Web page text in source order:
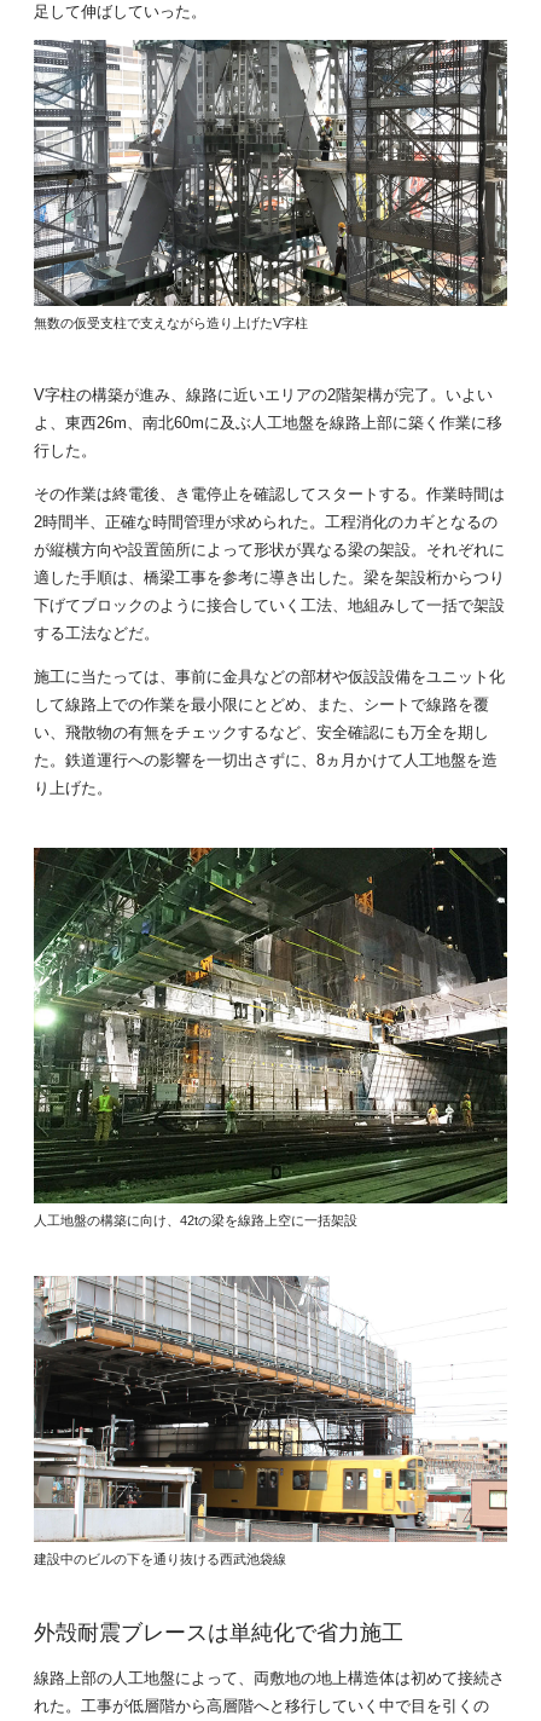
足して伸ばしていった。
無数の仮受支柱で支えながら造り上げたV字柱
V字柱の構築が進み、線路に近いエリアの2階架構が完了。いよい
よ、東西26m、南北60mに及ぶ人工地盤を線路上部に築く作業に移
行した。
その作業は終電後、き電停止を確認してスタートする。作業時間は
2時間半、正確な時間管理が求められた。工程消化のカギとなるの
が縦横方向や設置箇所によって形状が異なる梁の架設。それぞれに
適した手順は、橋梁工事を参考に導き出した。梁を架設桁からつり
下げてブロックのように接合していく工法、地組みして一括で架設
する工法などだ。
施工に当たっては、事前に金具などの部材や仮設設備をユニット化
して線路上での作業を最小限にとどめ、また、シートで線路を覆
い、飛散物の有無をチェックするなど、安全確認にも万全を期し
た。鉄道運行への影響を一切出さずに、8ヵ月かけて人工地盤を造
り上げた。
人工地盤の構築に向け、42tの梁を線路上空に一括架設
建設中のビルの下を通り抜ける西武池袋線
外殻耐震ブレースは単純化で省力施工
線路上部の人工地盤によって、両敷地の地上構造体は初めて接続さ
れた。工事が低層階から高層階へと移行していく中で目を引くの